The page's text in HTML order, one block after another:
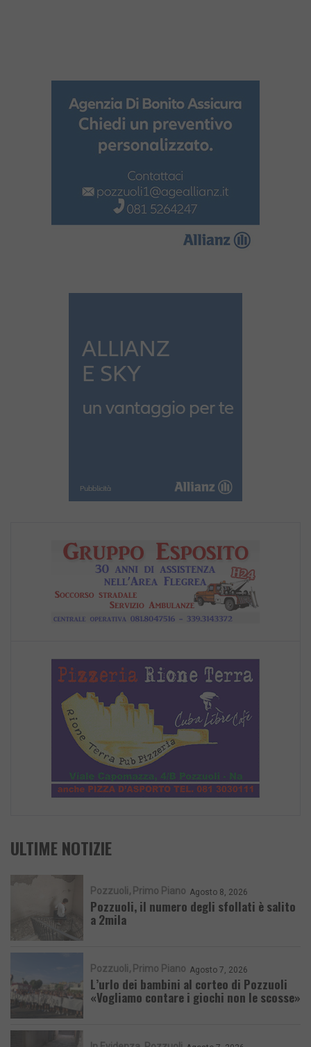
ULTIME NOTIZIE
Pozzuoli Primo Piano Agosto 8, 2026
Pozzuoli, il numero degli sfollati è salito
a 2mila
Pozzuoli Primo Piano Agosto 7, 2026
L’urlo dei bambini al corteo di Pozzuoli
«Vogliamo contare i giochi non le scosse»